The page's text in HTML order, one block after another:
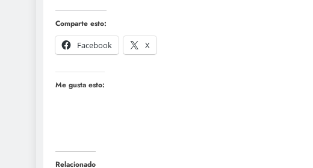
Comparte esto:
Facebook
X
Me gusta esto:
Relacionado